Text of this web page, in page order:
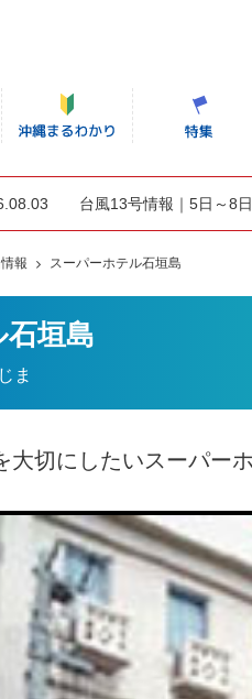
台風13号情報｜5日～8
報 スーパーホテル石垣島
垣島
ま
大切にしたいスーパー